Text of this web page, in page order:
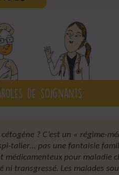
de soignants
cétogène ? C’est un « régime-
talier… pas une fantaisie
médicamenteux pour maladie
ni transgressé. Les malades